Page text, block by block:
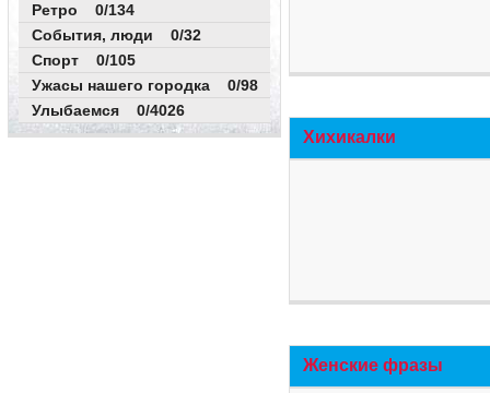
Ретро 0/134
События, люди 0/32
Спорт 0/105
Ужасы нашего городка 0/98
Улыбаемся 0/4026
Хихикалки
Женские фразы